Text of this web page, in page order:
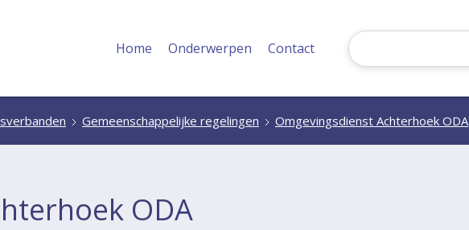
Home Onderwerpen Contact
Gemeenschappelijke regelingen Omgevingsdienst Achterhoek ODA
ODA